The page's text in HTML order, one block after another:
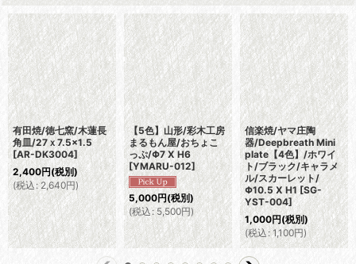
有田焼/徳七窯/木蓮長
角皿/27ｘ7.5×1.5
[AR-DK3004]
2,400円(税別)
(税込 : 2,640円)
【5色】山形/彩木工房
まるもん屋/おちょこ
っぷ/Φ7 X H6
[YMARU-012]
5,000円(税別)
(税込: 5,500円)
信楽焼/ヤマ庄陶
器/Deepbreath Mini
plate【4色】/ホワイ
ト/ブラック/キャラメ
ル/スカーレット/
Φ10.5 X H1 [SG-
YST-004]
1,000円(税別)
(税込: 1,100円)